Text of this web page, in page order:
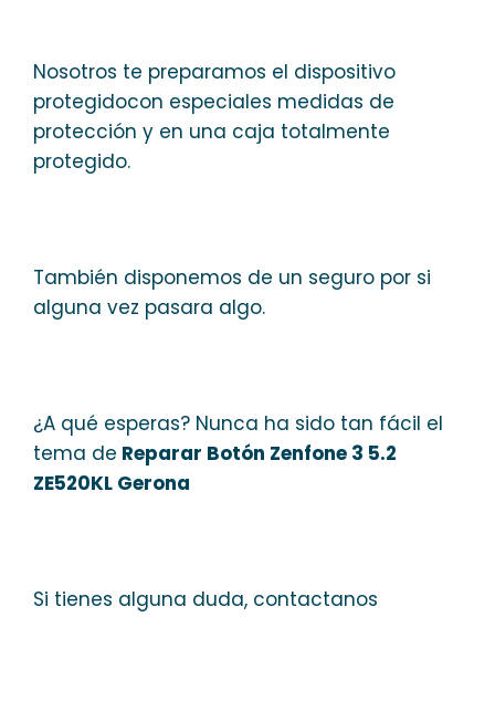
Nosotros te preparamos el dispositivo
protegidocon especiales medidas de
protección y en una caja totalmente
protegido.
También disponemos de un seguro por si
alguna vez pasara algo.
¿A qué esperas? Nunca ha sido tan fácil el
tema de Reparar Botón Zenfone 3 5.2
ZE520KL Gerona
Si tienes alguna duda, contactanos